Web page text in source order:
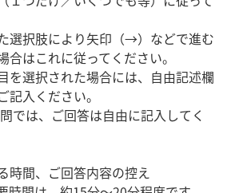
選択肢により矢印（→）などで進む
合はこれに従ってください。
を選択された場合には、自由記述欄
記入ください。
では、ご回答は自由に記入してく
時間、ご回答内容の控え